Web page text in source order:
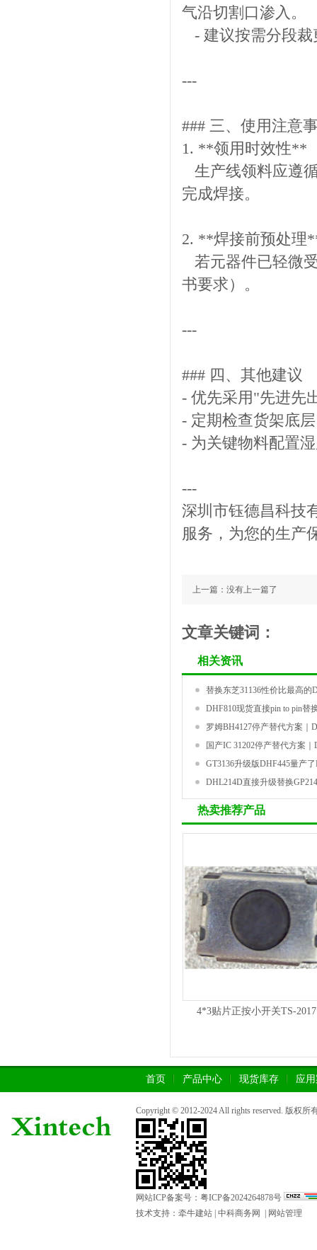
气沿切割口渗入。
- 建议按需分段裁
---
### 三、使用注意
1. **领用时效性**
生产线领料应遵
完成焊接。
2. **焊接前预处
若元器件已轻微
书要求）。
---
### 四、其他建议
- 优先采用"先进先
- 定期检查货架底
- 为关键物料配置
---
深圳市钰德昌科技
服务，为您的生产
上一篇：没有上一篇了
文章关键词：
相关资讯
替换东芝31136性价比最高的
DHF810现货直接pin to pin替
罗姆BH4127停产替代方案｜
国产IC 31202停产替代方案
GT3136升级版DHF445量产
DHL214D直接升级替换
热卖推荐产品
4*3贴片正按小开关TS-
首页 产品中心 现货库存 应
Copyright © 2012-2024 All rights reserved. 版权
网站ICP备案号： 粤ICP备2024264878号
技术支持： 牵牛建站 中科商务网 网站管理